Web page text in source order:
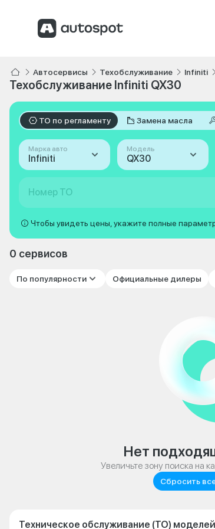
Автосервисы Техобслуживание Infiniti
Техобслуживание Infiniti QX30
ТО по регламенту Замена масла
Марка авто
Infiniti
Модель
QX30
Номер ТО
Чтобы увидеть цены, укажите полные
0 сервисов
По популярности Официальные дилеры
Нет
Увеличьте зону поиска на
Сбросить
Техническое обслуживание (ТО)